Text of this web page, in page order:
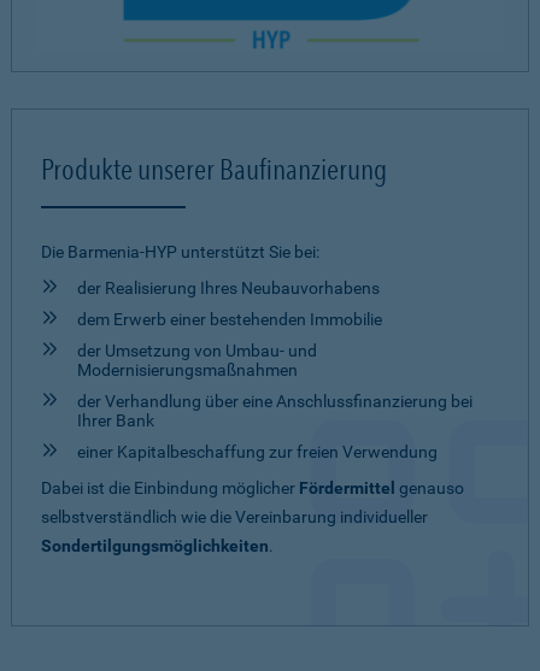
Produkte unserer Baufinanzierung
Die Barmenia-HYP unterstützt Sie bei:
der Realisierung Ihres Neubauvorhabens
dem Erwerb einer bestehenden Immobilie
der Umsetzung von Umbau- und
Modernisierungsmaßnahmen
der Verhandlung über eine Anschlussfinanzierung bei
Ihrer Bank
einer Kapitalbeschaffung zur freien Verwendung
Dabei ist die Einbindung möglicher Fördermittel genauso
selbstverständlich wie die Vereinbarung individueller
Sondertilgungsmöglichkeiten.